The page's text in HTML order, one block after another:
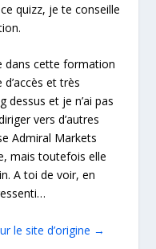
quizz, je te conseille
dans cette formation
et très
dessus et je n’ai pas
vers d’autres
Admiral Markets
mais toutefois elle
A toi de voir, en
le site d’origine →